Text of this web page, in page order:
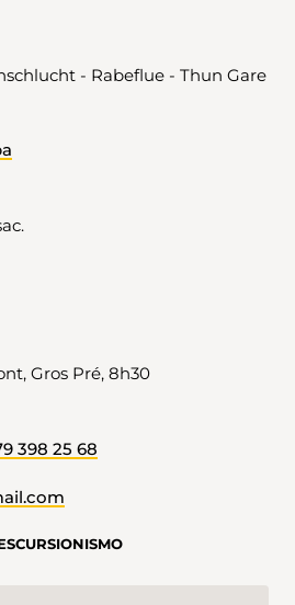
Thun Gare - Cholerenschlucht - Rabeflue - Thun Gare
Gros Pré, 8h30
398 25 68